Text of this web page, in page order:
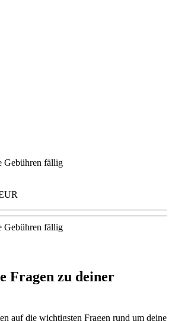
Gebühren fällig
Gebühren fällig
Fragen zu deiner
auf die wichtigsten Fragen rund um deine